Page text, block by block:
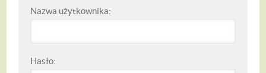
Nazwa użytkownika:
Hasło: